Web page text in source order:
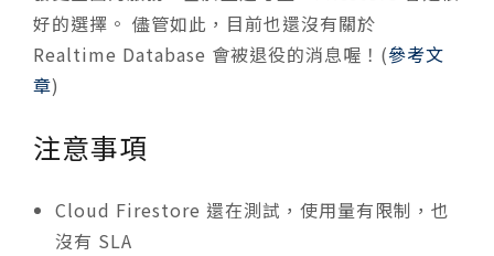
好的選擇。 儘管如此，目前也還沒有關於
Realtime Database 會被退役的消息喔！(參考文
章)
注意事項
Cloud Firestore 還在測試，使用量有限制，也
沒有 SLA